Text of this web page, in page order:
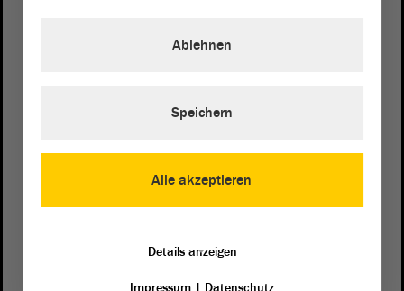
0391 / 560 - 1123
Alle akzeptieren
Ablehnen
Speichern
Details anzeigen
Impressum| Datenschutz